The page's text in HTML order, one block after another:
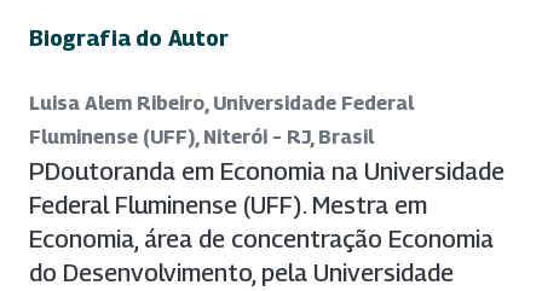
Biografia do Autor
Luisa Alem Ribeiro, Universidade Federal
Fluminense (UFF), Niterói – RJ, Brasil
PDoutoranda em Economia na Universidade
Federal Fluminense (UFF). Mestra em
Economia, área de concentração Economia
do Desenvolvimento, pela Universidade